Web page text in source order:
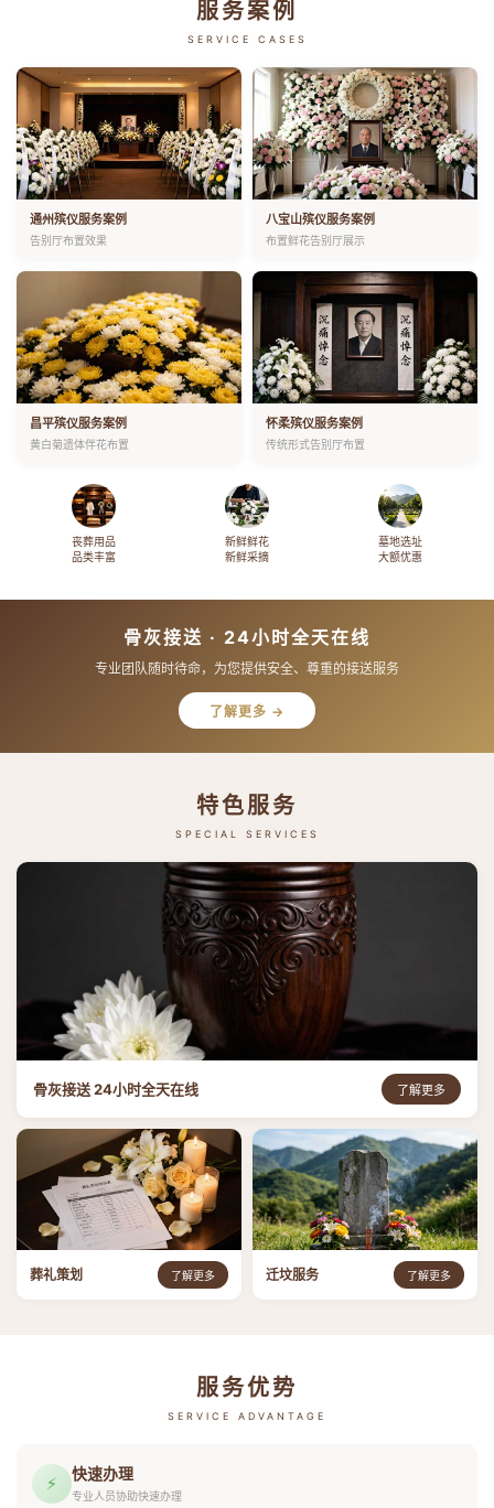
服务案例
SERVICE CASES
通州殡仪服务案例
告别厅布置效果
八宝山殡仪服务案例
布置鲜花告别厅展示
昌平殡仪服务案例
黄白菊遗体伴花布置
怀柔殡仪服务案例
传统形式告别厅布置
丧葬用品
品类丰富
新鲜鲜花
新鲜采摘
墓地选址
大额优惠
骨灰接送 · 24小时全天在线
专业团队随时待命，为您提供安全、尊重的接送服务
了解更多 →
特色服务
SPECIAL SERVICES
骨灰接送 24小时全天在线 了解更多
葬礼策划 了解更多 迁坟服务 了解更多
服务优势
SERVICE ADVANTAGE
⚡ 快速办理
专业人员协助快速办理